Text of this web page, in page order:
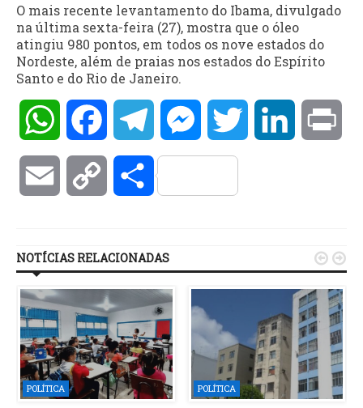
O mais recente levantamento do Ibama, divulgado
na última sexta-feira (27), mostra que o óleo
atingiu 980 pontos, em todos os nove estados do
Nordeste, além de praias nos estados do Espírito
Santo e do Rio de Janeiro.
WhatsAppFacebookTelegramMessengerTwitter LinkedIn
Email Copy Compartilhar
NOTÍCIAS RELACIONADAS
POLÍTICA POLÍTICA
 